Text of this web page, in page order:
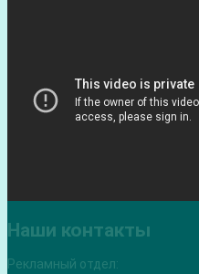
Наши контакты
Рекламный отдел: